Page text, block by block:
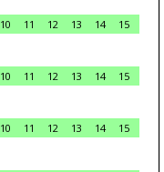
10 11 12 13 14
15
10 11 12 13 14
15
10 11 12 13 14
15